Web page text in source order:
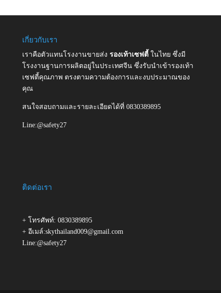
เกี่ยวกับเรา
เราคือตัวแทนโรงงานขายส่ง รองเท้าเซฟตี้ ในไทย ซึ่งมี
โรงงานฐานการผลิตอยู่ในประเทศจีน ซึ่งรับนำเข้ารองเท้า
เซฟตี้คุณภาพ ตรงตามความต้องการและงบประมาณของ
คุณ
สนใจสอบถามและรายละเอียดได้ที่ 0830389895
Line:@safety27
ติดต่อเรา
+ โทรศัพท์: 0830389895
+ อีเมล์:skythailand009@gmail.com
Line:@safety27